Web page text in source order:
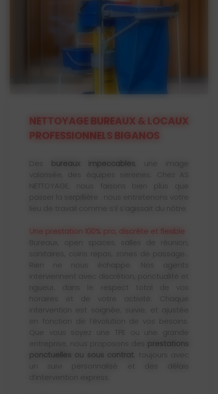
NETTOYAGE BUREAUX & LOCAUX
PROFESSIONNELS BIGANOS
Des bureaux impeccables, une image
valorisée, des équipes sereines. Chez AS
NETTOYAGE, nous faisons bien plus que
passer la serpillière : nous entretenons votre
lieu de travail comme s’il s’agissait du nôtre.
Une prestation 100% pro, discrète et flexible
Bureaux, open spaces, salles de réunion,
sanitaires, coins repas, zones de passage…
Rien ne nous échappe. Nos agents
interviennent avec discrétion, ponctualité et
rigueur, dans le respect total de vos
horaires et de votre activité. Chaque
intervention est soignée, suivie, et ajustée
en fonction de l’évolution de vos besoins.
Que vous soyez une TPE ou une grande
entreprise, nous proposons des prestations
ponctuelles ou sous contrat , toujours avec
un suivi personnalisé et des délais
d’intervention express.